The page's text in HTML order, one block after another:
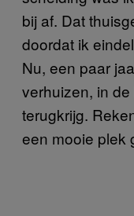
bij af. Dat
doordat ik
Nu, een paar
verhuizen, in
terugkrijg.
een mooie plek